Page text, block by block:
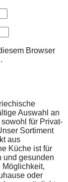
Browser
Auswahl an
für Privat-
Sortiment
aus
Küche ist für
und gesunden
Möglichkeit,
oder